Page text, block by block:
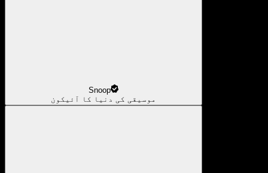
Snoop
موسیقی کی دنیا کا آئیکون